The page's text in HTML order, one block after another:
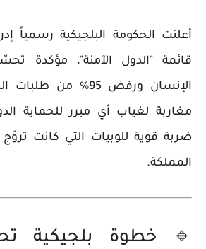
أعلنت الحكومة البلجيكية رسمياً
قائمة "الدول الآمنة"، مؤكدة
الإنسان ورفض 95% من
مغاربة لغياب أي مبرر للحماية
ضربة قوية للوبيات التي كانت
المملكة.
🔹 خطوة بلجيكية